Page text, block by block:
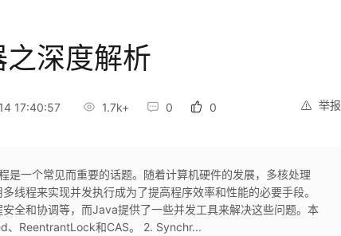
深度解析
举报
17:40:57 1.7k+ 0 0
是一个常见而重要的话题。随着计算机硬件的发展，多核处理
线程来实现并发执行成为了提高程序效率和性能的必要手段。
全和协调等，而Java提供了一些并发工具来解决这些问题。本
、ReentrantLock和CAS。 2. Synchr...